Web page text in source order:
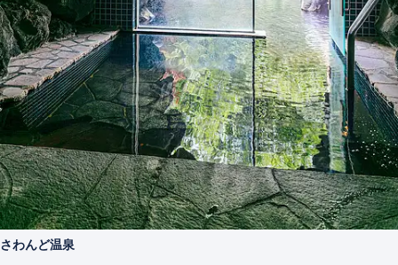
さわんど温泉